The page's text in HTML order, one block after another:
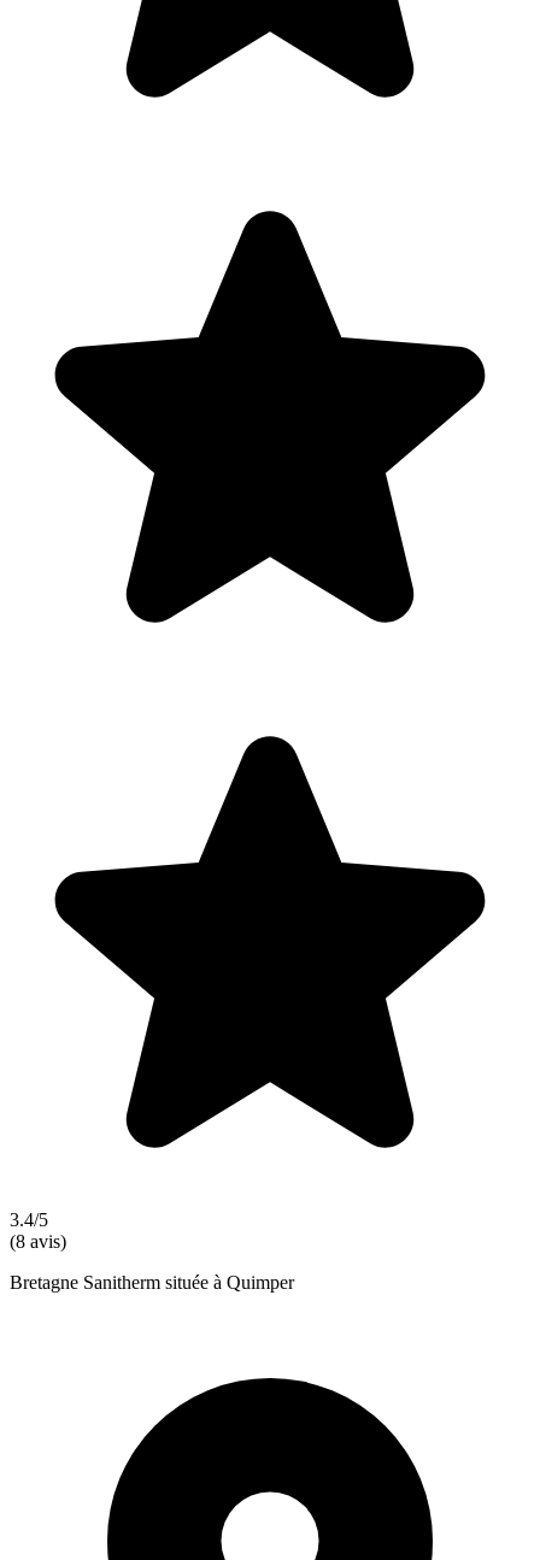
3.4/5
(8 avis)
Bretagne Sanitherm située à Quimper